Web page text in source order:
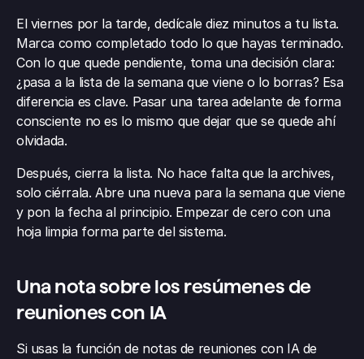
El viernes por la tarde, dedícale diez minutos a tu lista.
Marca como completado todo lo que hayas terminado.
Con lo que quede pendiente, toma una decisión clara:
¿pasa a la lista de la semana que viene o lo borras? Esa
diferencia es clave. Pasar una tarea adelante de forma
consciente no es lo mismo que dejar que se quede ahí
olvidada.
Después, cierra la lista. No hace falta que la archives,
solo ciérrala. Abre una nueva para la semana que viene
y pon la fecha al principio. Empezar de cero con una
hoja limpia forma parte del sistema.
Una nota sobre los resúmenes de
reuniones con IA
Si usas la función de notas de reuniones con IA de